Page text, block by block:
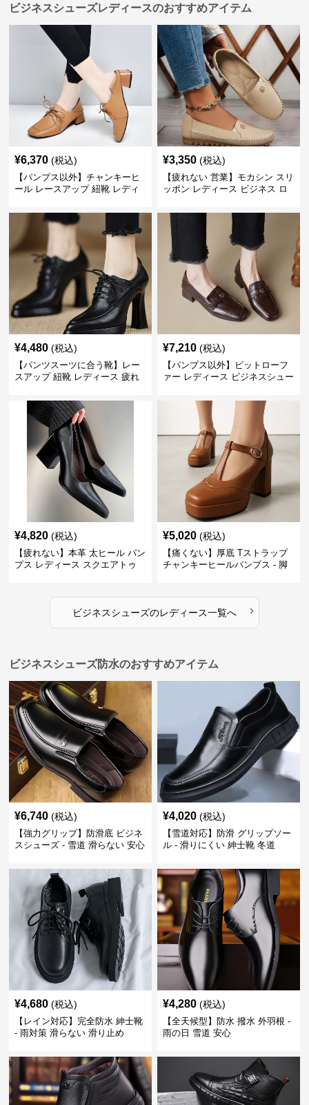
ビジネスシューズレディースのおすすめアイテム
¥6,370 (税込)
【パンプス以外】チャンキーヒ
ール レースアップ 紐靴 レディ
ーツ スクエアトゥ 歩きやすい
¥3,350 (税込)
【疲れない 営業】モカシン スリ
ッポン レディース ビジネス ロ
ジュアル パンプス以外
¥4,480 (税込)
【パンツスーツに合う靴】レー
スアップ 紐靴 レディース 疲れ
ビジネスシューズ
¥7,210 (税込)
【パンプス以外】ビットローフ
ァー レディース ビジネスシュー
トゥ 疲れない スーツ
¥4,820 (税込)
【疲れない】本革 太ヒール パン
プス レディース スクエアトゥ
¥5,020 (税込)
【痛くない】厚底 Tストラップ
チャンキーヒールパンプス - 脚
ビジネスシューズのレディース一覧へ ›
ビジネスシューズ防水のおすすめアイテム
¥6,740 (税込)
【強力グリップ】防滑底 ビジネ
スシューズ - 雪道 滑らない 安心
¥4,020 (税込)
【雪道対応】防滑 グリップソー
ル - 滑りにくい 紳士靴 冬道
¥4,680 (税込)
【レイン対応】完全防水 紳士靴
- 雨対策 滑らない 滑り止め
¥4,280 (税込)
【全天候型】防水 撥水 外羽根 -
雨の日 雪道 安心